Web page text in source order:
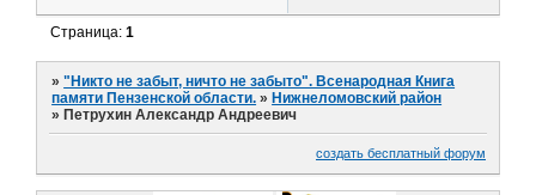
Страница:1
»"Никто не забыт, ничто не забыто". Всенародная Книга
памяти Пензенской области. » Нижнеломовский район
» Петрухин Александр Андреевич
создать бесплатный форум